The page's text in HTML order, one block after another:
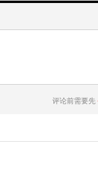
评论前需要先